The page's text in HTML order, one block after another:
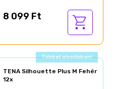
8 099 Ft
Ajándék akció!
TENA Silhouette Plus M Fehér
12x